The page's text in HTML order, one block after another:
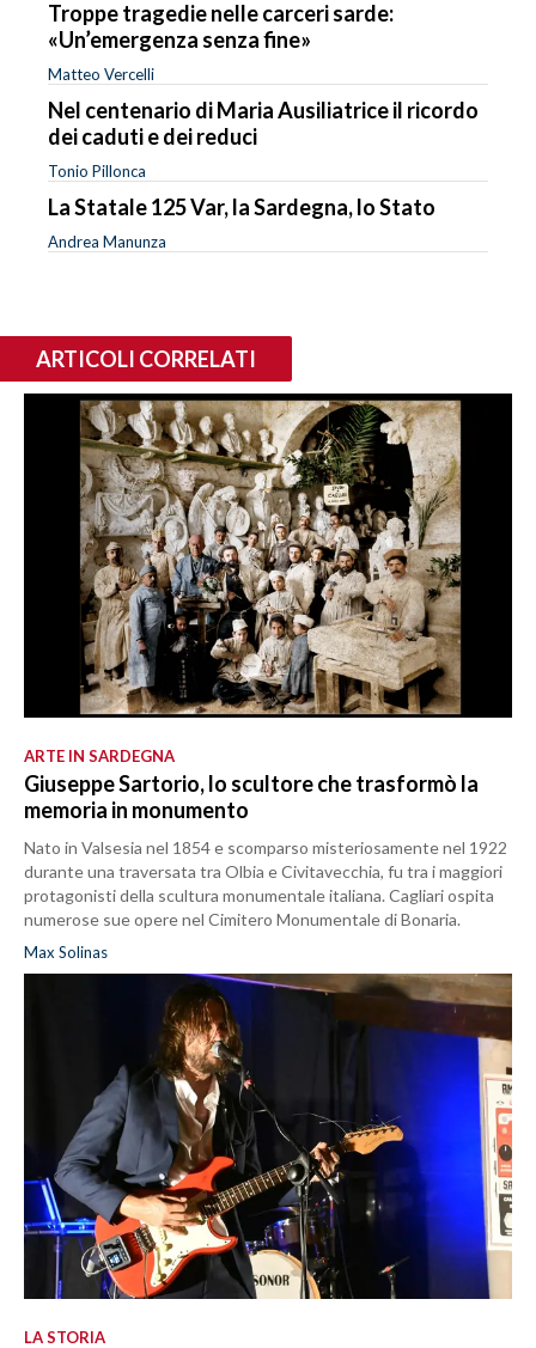
Troppe tragedie nelle carceri sarde:
«Un’emergenza senza fine»
Matteo Vercelli
Nel centenario di Maria Ausiliatrice il ricordo
dei caduti e dei reduci
Tonio Pillonca
La Statale 125 Var, la Sardegna, lo Stato
Andrea Manunza
ARTICOLI CORRELATI
ARTE IN SARDEGNA
Giuseppe Sartorio, lo scultore che trasformò la
memoria in monumento
Nato in Valsesia nel 1854 e scomparso misteriosamente nel 1922
durante una traversata tra Olbia e Civitavecchia, fu tra i maggiori
protagonisti della scultura monumentale italiana. Cagliari ospita
numerose sue opere nel Cimitero Monumentale di Bonaria.
Max Solinas
LA STORIA